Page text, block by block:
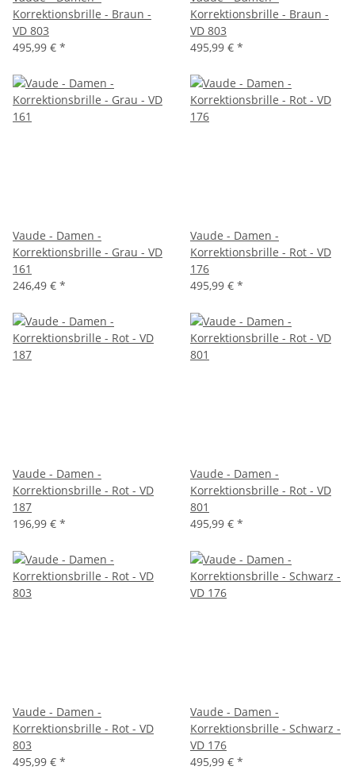
Korrektionsbrille - Braun -
VD 803
495,99 € *
Korrektionsbrille - Braun -
VD 803
495,99 € *
Vaude - Damen -
Korrektionsbrille - Grau - VD
161
246,49 € *
Vaude - Damen -
Korrektionsbrille - Rot - VD
176
495,99 € *
Vaude - Damen -
Korrektionsbrille - Rot - VD
187
196,99 € *
Vaude - Damen -
Korrektionsbrille - Rot - VD
801
495,99 € *
Vaude - Damen -
Korrektionsbrille - Rot - VD
803
495,99 € *
Vaude - Damen -
Korrektionsbrille - Schwarz -
VD 176
495,99 € *